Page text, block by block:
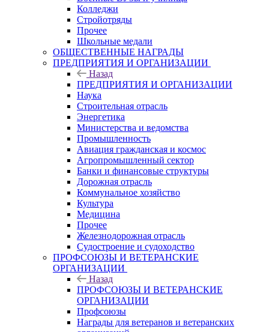
Колледжи
Стройотряды
Прочее
Школьные медали
ОБЩЕСТВЕННЫЕ НАГРАДЫ
ПРЕДПРИЯТИЯ И ОРГАНИЗАЦИИ
Назад
ПРЕДПРИЯТИЯ И ОРГАНИЗАЦИИ
Наука
Строительная отрасль
Энергетика
Министерства и ведомства
Промышленность
Авиация гражданская и космос
Агропромышленный сектор
Банки и финансовые структуры
Дорожная отрасль
Коммунальное хозяйство
Культура
Медицина
Прочее
Железнодорожная отрасль
Судостроение и судоходство
ПРОФСОЮЗЫ И ВЕТЕРАНСКИЕ
ОРГАНИЗАЦИИ
Назад
ПРОФСОЮЗЫ И ВЕТЕРАНСКИЕ
ОРГАНИЗАЦИИ
Профсоюзы
Награды для ветеранов и ветеранских